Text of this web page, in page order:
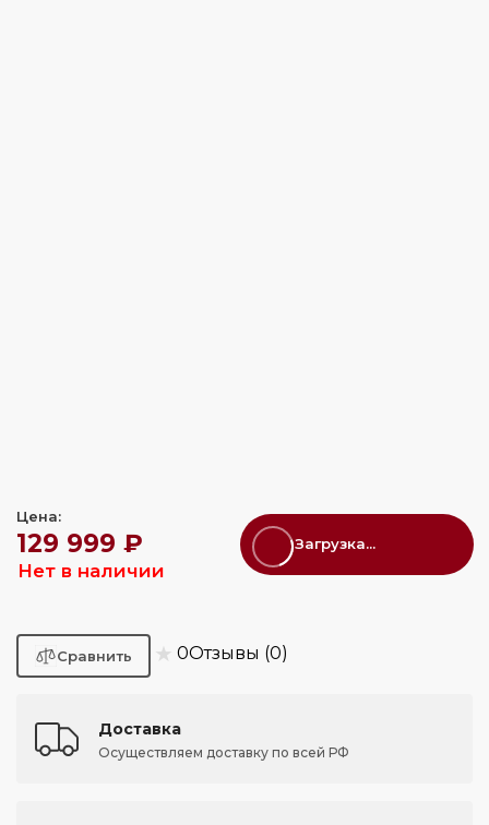
Цена:
129 999 ₽
Нет в наличии
Загрузка...
★ 0Отзывы (0)
Доставка
Осуществляем доставку по всей РФ